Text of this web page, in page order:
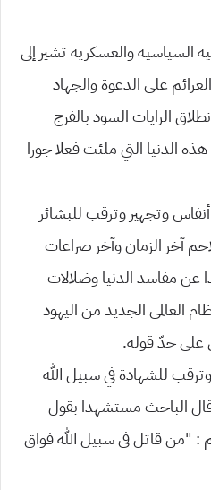
السياسية والعسكرية تشير إلى
على الدعوة والجهاد
الرايات السود بالفرج
الدنيا التي ملئت فعلا جورا
أنفاس وتجهيز وترقب للبشائر
آخر الزمان وآخر صراعات
عن مفاسد الدنيا وضلالات
العالمي الجديد من اليهود
على حدّ قوله.
للشهادة في سبيل الله
الباحث مستشهدا بقول
: “من قاتل في سبيل الله فواق